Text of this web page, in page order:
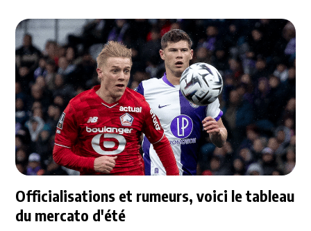
Officialisations et rumeurs, voici le tableau
du mercato d'été